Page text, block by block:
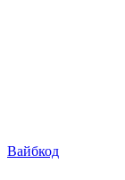
Вайбкод